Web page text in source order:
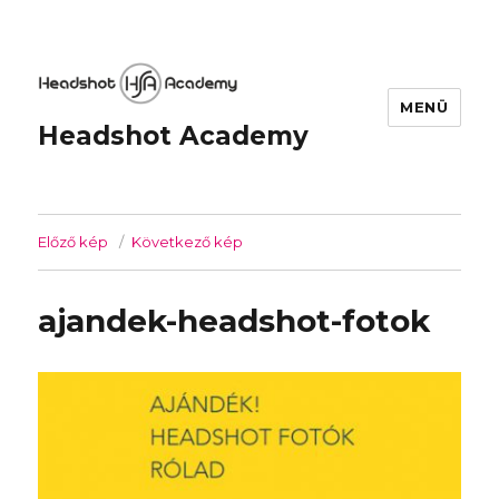
Headshot Academy
MENÜ
Előző kép Következő kép
ajandek-headshot-fotok